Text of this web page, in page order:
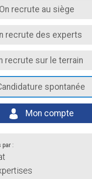
On recrute au siège
recrute des experts
recrute sur le terrain
spontanée
Mon compte
par :